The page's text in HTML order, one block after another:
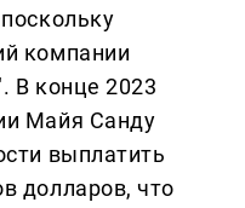
компании
В конце 2023
Майя Санду
выплатить
долларов, что